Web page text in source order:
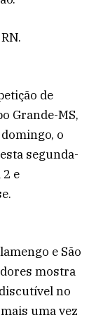
de
Grande-MS,
o
segunda-
e
e São
mostra
no
uma vez